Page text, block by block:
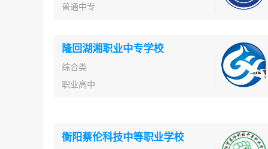
普通中专
隆回湖湘职业中专学校
综合类
职业高中
衡阳蔡伦科技中等职业学校